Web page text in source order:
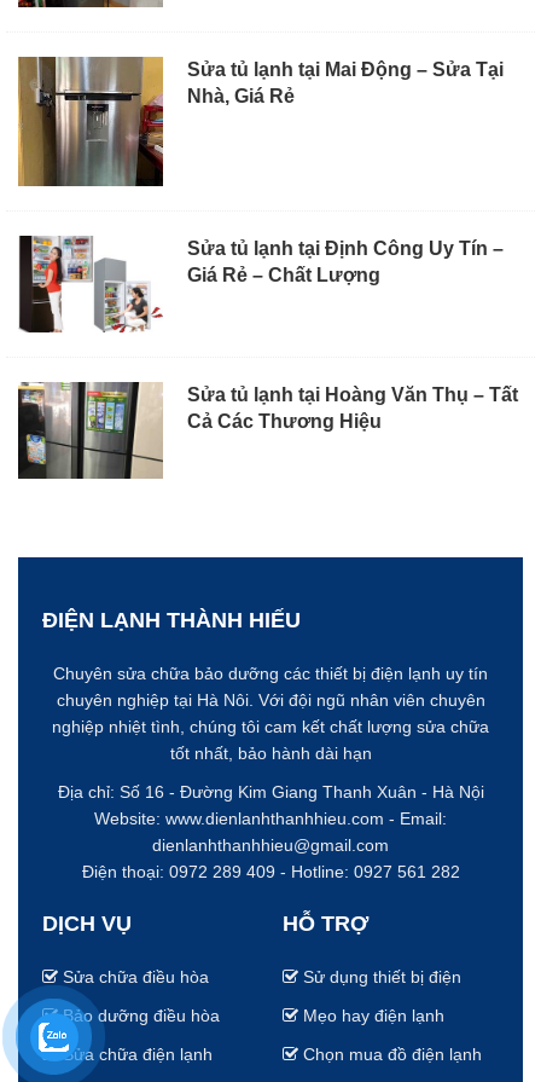
Sửa tủ lạnh tại Mai Động – Sửa Tại
Nhà, Giá Rẻ
Sửa tủ lạnh tại Định Công Uy Tín –
Giá Rẻ – Chất Lượng
Sửa tủ lạnh tại Hoàng Văn Thụ – Tất
Cả Các Thương Hiệu
ĐIỆN LẠNH THÀNH HIẾU
Chuyên sửa chữa bảo dưỡng các thiết bị điện lạnh uy tín
chuyên nghiệp tại Hà Nôi. Với đội ngũ nhân viên chuyên
nghiệp nhiệt tình, chúng tôi cam kết chất lượng sửa chữa
tốt nhất, bảo hành dài hạn
Địa chỉ: Số 16 - Đường Kim Giang Thanh Xuân - Hà Nội
Website: www.dienlanhthanhhieu.com - Email:
dienlanhthanhhieu@gmail.com
Điện thoại: 0972 289 409 - Hotline: 0927 561 282
DỊCH VỤ
Sửa chữa điều hòa
Bảo dưỡng điều hòa
Sửa chữa điện lạnh
HỖ TRỢ
Sử dụng thiết bị điện
Mẹo hay điện lạnh
Chọn mua đồ điện lạnh